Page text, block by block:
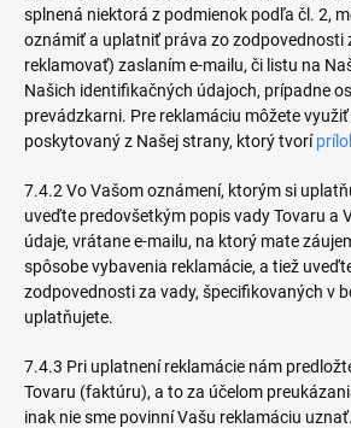
splnená niektorá z podmienok podľa čl. 2,
oznámiť a uplatniť práva zo zodpovednosti
reklamovať) zaslaním e-mailu, či listu na
Našich identifikačných údajoch, prípadne
prevádzkarni. Pre reklamáciu môžete
poskytovaný z Našej strany, ktorý tvorí
7.4.2 Vo Vašom oznámení, ktorým si
uveďte predovšetkým popis vady Tovaru a
údaje, vrátane e-mailu, na ktorý mate
spôsobe vybavenia reklamácie, a tiež
zodpovednosti za vady, špecifikovaných v
uplatňujete.
7.4.3 Pri uplatnení reklamácie nám
Tovaru (faktúru), a to za účelom
inak nie sme povinní Vašu reklamáciu uznať.